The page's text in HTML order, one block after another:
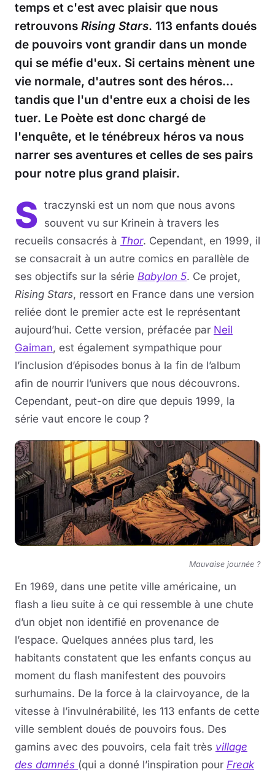
temps et c'est avec plaisir que nous
retrouvons Rising Stars. 113 enfants doués
de pouvoirs vont grandir dans un monde
qui se méfie d'eux. Si certains mènent une
vie normale, d'autres sont des héros…
tandis que l'un d'entre eux a choisi de les
tuer. Le Poète est donc chargé de
l'enquête, et le ténébreux héros va nous
narrer ses aventures et celles de ses pairs
pour notre plus grand plaisir.
S traczynski est un nom que nous avons
souvent vu sur Krinein à travers les
recueils consacrés à Thor. Cependant, en 1999, il
se consacrait à un autre comics en parallèle de
ses objectifs sur la série Babylon 5. Ce projet,
Rising Stars, ressort en France dans une version
reliée dont le premier acte est le représentant
aujourd’hui. Cette version, préfacée par Neil
Gaiman, est également sympathique pour
l’inclusion d’épisodes bonus à la fin de l’album
afin de nourrir l’univers que nous découvrons.
Cependant, peut-on dire que depuis 1999, la
série vaut encore le coup ?
Mauvaise journée ?
En 1969, dans une petite ville américaine, un
flash a lieu suite à ce qui ressemble à une chute
d’un objet non identifié en provenance de
l’espace. Quelques années plus tard, les
habitants constatent que les enfants conçus au
moment du flash manifestent des pouvoirs
surhumains. De la force à la clairvoyance, de la
vitesse à l’invulnérabilité, les 113 enfants de cette
ville semblent doués de pouvoirs fous. Des
gamins avec des pouvoirs, cela fait très village
des damnés (qui a donné l’inspiration pour Freak